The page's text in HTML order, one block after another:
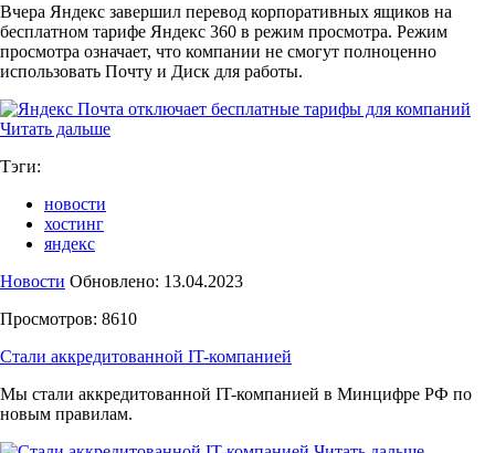
Вчера Яндекс завершил перевод корпоративных ящиков на
бесплатном тарифе Яндекс 360 в режим просмотра. Режим
просмотра означает, что компании не смогут полноценно
использовать Почту и Диск для работы.
Читать дальше
Тэги:
новости
хостинг
яндекс
Новости Обновлено: 13.04.2023
Просмотров: 8610
Стали аккредитованной IT-компанией
Мы стали аккредитованной IT-компанией в Минцифре РФ по
новым правилам.